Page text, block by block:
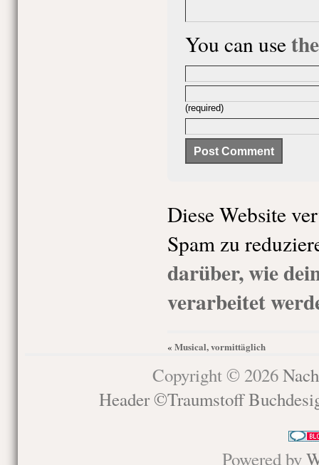
You can use
(required)
Diese Website
Spam zu
darüber, wie
verarbeitet
« Musical, vormittäglich
Copyright © 2026
Header ©Traumstoff
Powered by